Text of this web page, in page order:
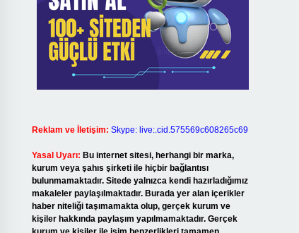
Reklam ve İletişim: Skype: live:.cid.575569c608265c69
Yasal Uyarı: Bu internet sitesi, herhangi bir marka,
kurum veya şahıs şirketi ile hiçbir bağlantısı
bulunmamaktadır. Sitede yalnızca kendi hazırladığımız
makaleler paylaşılmaktadır. Burada yer alan içerikler
haber niteliği taşımamakta olup, gerçek kurum ve
kişiler hakkında paylaşım yapılmamaktadır. Gerçek